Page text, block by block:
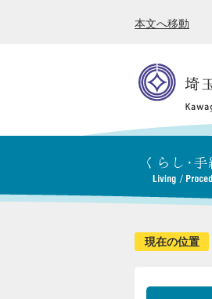
本文へ移動
現在の位置